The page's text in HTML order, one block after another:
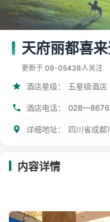
天府丽都喜
更新于 09-05438人关注
酒店星级： 五星级酒店
酒店电话：
详细地址： 四川省成都
内容详情